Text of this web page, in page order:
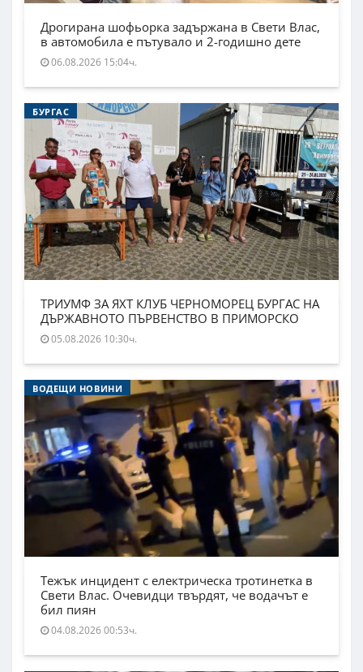
Дрогирана шофьорка задържана в Свети Влас,
в автомобила е пътувало и 2-годишно дете
06.08.2026 15:04ч.
БУРГАС
ТРИУМФ ЗА ЯХТ КЛУБ ЧЕРНОМОРЕЦ БУРГАС НА
ДЪРЖАВНОТО ПЪРВЕНСТВО В ПРИМОРСКО
05.08.2026 10:30ч.
ВОДЕЩИ НОВИНИ
Тежък инцидент с електрическа тротинетка в
Свети Влас. Очевидци твърдят, че водачът е
бил пиян
04.08.2026 00:53ч.